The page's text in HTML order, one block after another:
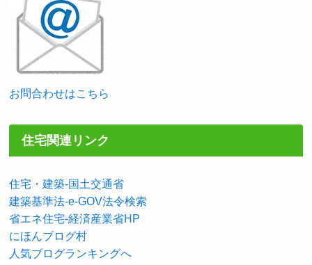
お問合わせはこちら
住宅関連リンク
住宅・建築-国土交通省
建築基準法-e-GOV法令検索
省エネ住宅-経済産業省HP
にほんブログ村
人気ブログランキングへ